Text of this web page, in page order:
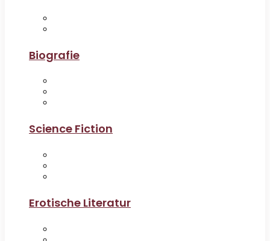
Biografie
Science Fiction
Erotische Literatur